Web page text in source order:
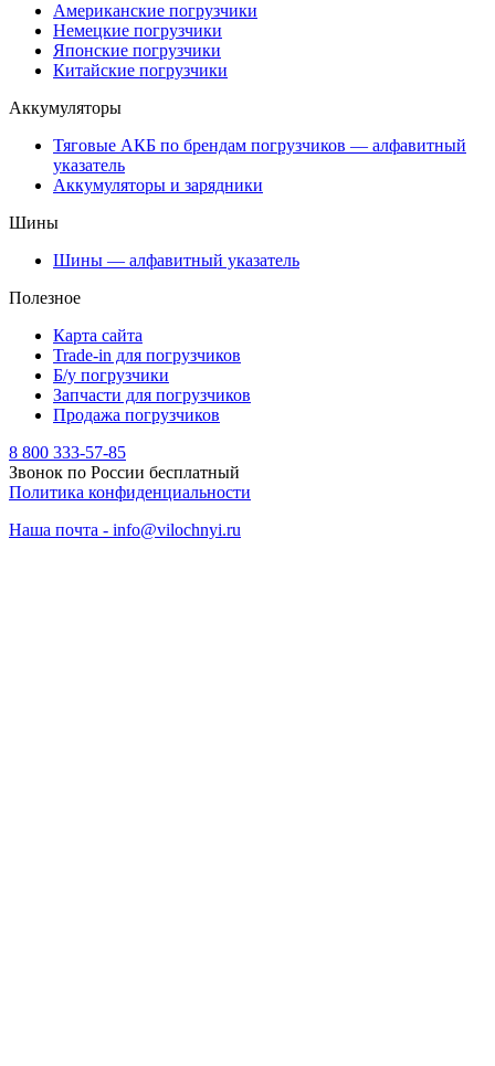
Американские погрузчики
Немецкие погрузчики
Японские погрузчики
Китайские погрузчики
Аккумуляторы
Тяговые АКБ по брендам погрузчиков — алфавитный
указатель
Аккумуляторы и зарядники
Шины
Шины — алфавитный указатель
Полезное
Карта сайта
Trade-in для погрузчиков
Б/у погрузчики
Запчасти для погрузчиков
Продажа погрузчиков
8 800 333-57-85
Звонок по России бесплатный
Политика конфиденциальности
Наша почта - info@vilochnyi.ru